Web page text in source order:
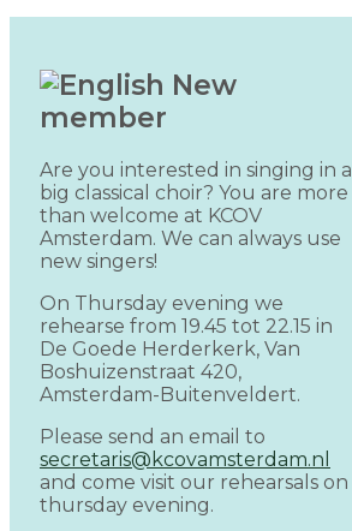
New
member
Are you interested in singing in a
big classical choir? You are more
than welcome at KCOV
Amsterdam. We can always use
new singers!
On Thursday evening we
rehearse from 19.45 tot 22.15 in
De Goede Herderkerk, Van
Boshuizenstraat 420,
Amsterdam-Buitenveldert.
Please send an email to
secretaris@kcovamsterdam.nl
and come visit our rehearsals on
thursday evening.